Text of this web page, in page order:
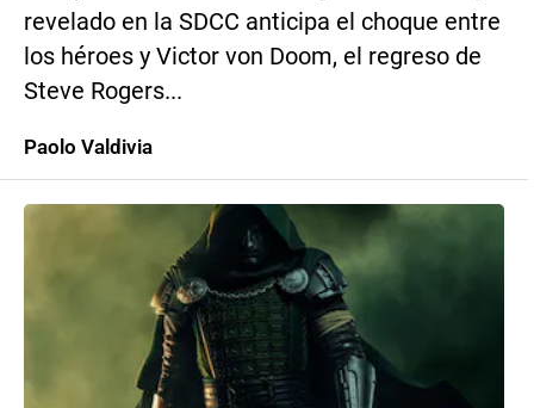
revelado en la SDCC anticipa el choque entre
los héroes y Victor von Doom, el regreso de
Steve Rogers...
Paolo Valdivia